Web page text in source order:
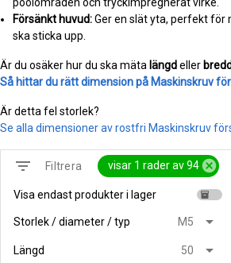
Försänkt huvud:Ger en slät yta, perfekt för
ska sticka upp.
Är du osäker hur du ska mäta längdeller
Så hittar du rätt dimension på Maskinskruv
Är detta fel storlek?
Se alla dimensioner av rostfri Maskinskruv
filter_list Filtrera visar 1 rader av 94 cancel
Visa endast produkter i lager inventory
Storlek / diameter / typ M5 arrow_drop_down
Längd 50 arrow_drop_down